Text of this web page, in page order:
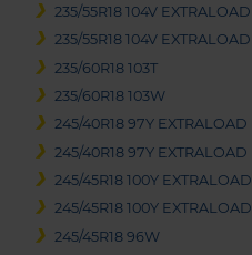
235/55R18 104V EXTRALOAD
235/55R18 104V EXTRALOAD
235/60R18 103T
235/60R18 103W
245/40R18 97Y EXTRALOAD
245/40R18 97Y EXTRALOAD
245/45R18 100Y EXTRALOAD
245/45R18 100Y EXTRALOAD
245/45R18 96W